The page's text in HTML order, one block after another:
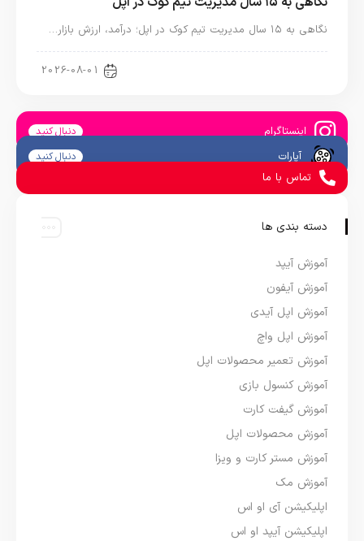
نگاهی به ۱۵ سال مدیریت تیم کوک در اپل؛ درآمد، ارزش بازار…
2026-08-01
اینستاگرام دنبال کنید
آپارات دنبال کنید
تماس با ما
دسته بندی ها
آموزش آیپد
آموزش آیفون
آموزش اپل آیدی
آموزش اپل واچ
آموزش تعمیر محصولات اپل
آموزش کنسول بازی
آموزش گیفت کارت
آموزش محصولات اپل
آموزش مستر کارت و ویزا
آموزش مک
اپلیکیشن آی او اس
اپلیکیشن آیپد او اس